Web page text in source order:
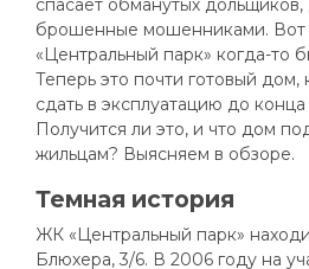
спасает обманутых
брошенные мошенниками.
«Центральный парк» когда-то
Теперь это почти готовый
сдать в эксплуатацию до
Получится ли это, и что дом
жильцам? Выясняем в обзоре.
Темная история
ЖК «Центральный парк»
Блюхера, 3/6. В 2006 году на